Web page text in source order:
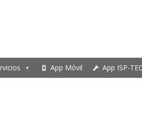
App Móvil App ISP-TEC